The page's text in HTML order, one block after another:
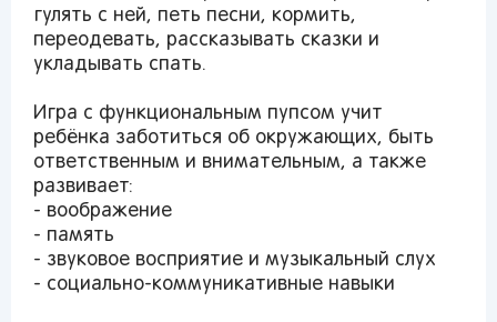
гулять с ней, петь песни, кормить,
переодевать, рассказывать сказки и
укладывать спать.
Игра с функциональным пупсом учит
ребёнка заботиться об окружающих, быть
ответственным и внимательным, а также
развивает:
- воображение
- память
- звуковое восприятие и музыкальный слух
- социально-коммуникативные навыки
Вы сможете отслеживать статус своих
заказов и получать индивидуальные
рекомендации
От выбранного региона зависят доступные
товаров
Краснодар